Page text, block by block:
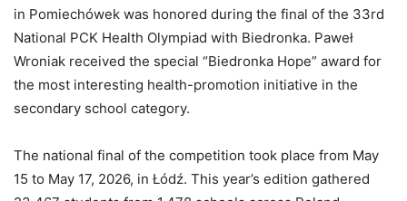
in Pomiechówek was honored during the final of the 33rd
National PCK Health Olympiad with Biedronka. Paweł
Wroniak received the special “Biedronka Hope” award for
the most interesting health-promotion initiative in the
secondary school category.
The national final of the competition took place from May
15 to May 17, 2026, in Łódź. This year’s edition gathered